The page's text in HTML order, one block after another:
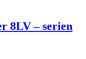
8LV – serien